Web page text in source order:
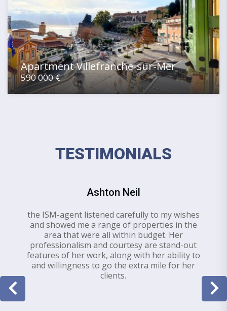
Apartment Villefranche-sur-Mer
590 000 €
TESTIMONIALS
Ashton Neil
the ISM-agent listened carefully to my wishes
and showed me a range of properties in the
area that were all within budget. Her
professionalism and courtesy are stand-out
features of her work, along with her ability to
and willingness to go the extra mile for her
clients.